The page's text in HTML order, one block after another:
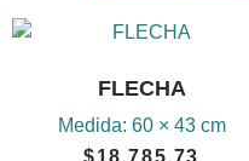
FLECHA
Medida: 60 × 43 cm
$18,785.73